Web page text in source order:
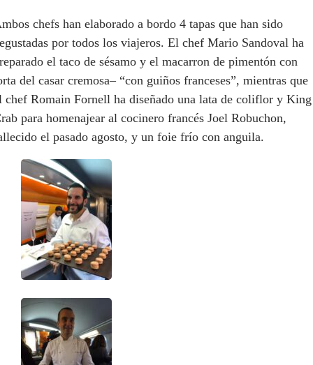
chefs han elaborado a bordo 4 tapas que han sido
das por todos los viajeros. El chef Mario Sandoval ha
el taco de sésamo y el macarron de pimentón con
del casar cremosa– “con guiños franceses”, mientras que
chef Romain Fornell ha diseñado una lata de coliflor y King
para homenajear al cocinero francés Joel Robuchon,
el pasado agosto, y un foie frío con anguila.